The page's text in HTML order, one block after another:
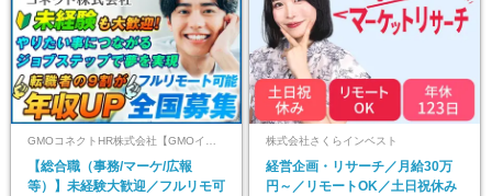
【総合職（事務/マーケ/広報
等）】未経験大歓迎／フルリモ可
株式会社さくらインベスト
経営企画・リサーチ／月給30万
円～／リモートOK／土日祝休み